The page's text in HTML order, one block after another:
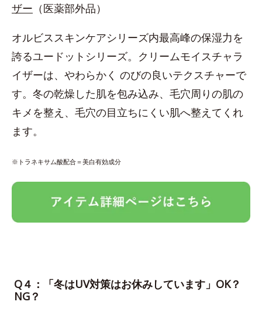
ザー （医薬部外品）
オルビススキンケアシリーズ内最高峰の保湿力を
誇るユードットシリーズ。クリームモイスチャラ
イザーは、やわらかく のびの良いテクスチャーで
す。冬の乾燥した肌を包み込み、毛穴周りの肌の
キメを整え、毛穴の目立ちにくい肌へ整えてくれ
ます。
※トラネキサム酸配合＝美白有効成分
Q４：「冬はUV対策はお休みしています」OK？
NG？